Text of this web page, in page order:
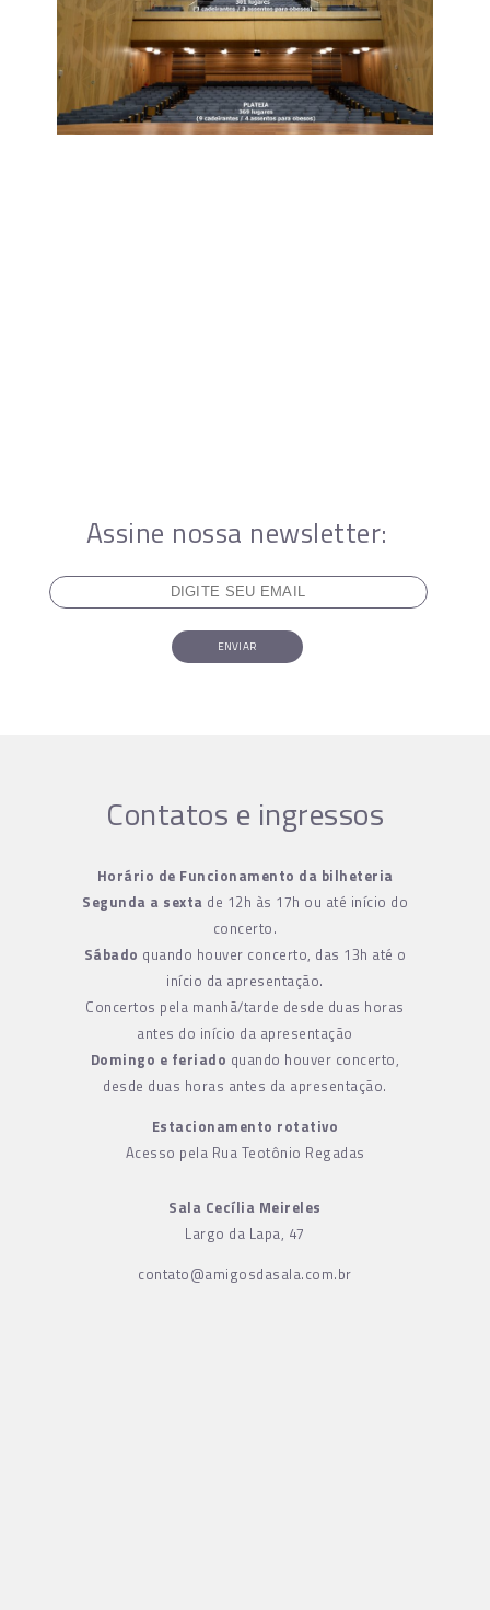
Assine nossa newsletter:
ENVIAR
Contatos e ingressos
Horário de Funcionamento da bilheteria
Segunda a sexta de 12h às 17h ou até início do
concerto.
Sábado quando houver concerto, das 13h até o
início da apresentação.
Concertos pela manhã/tarde desde duas horas
antes do início da apresentação
Domingo e feriado quando houver concerto,
desde duas horas antes da apresentação.
Estacionamento rotativo
Acesso pela Rua Teotônio Regadas
Sala Cecília Meireles
Largo da Lapa, 47
contato@amigosdasala.com.br